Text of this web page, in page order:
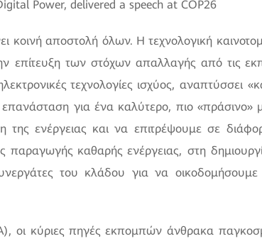
Power, delivered a speech at COP26
κοινή αποστολή όλων. Η τεχνολογική
επίτευξη των στόχων απαλλαγής από τις
τεχνολογίες ισχύος, αναπτύσσει
για ένα καλύτερο, πιο «πράσινο»
της ενέργειας και να επιτρέψουμε σε
παραγωγής καθαρής ενέργειας, στη
του κλάδου για να
οι κύριες πηγές εκπομπών άνθρακα